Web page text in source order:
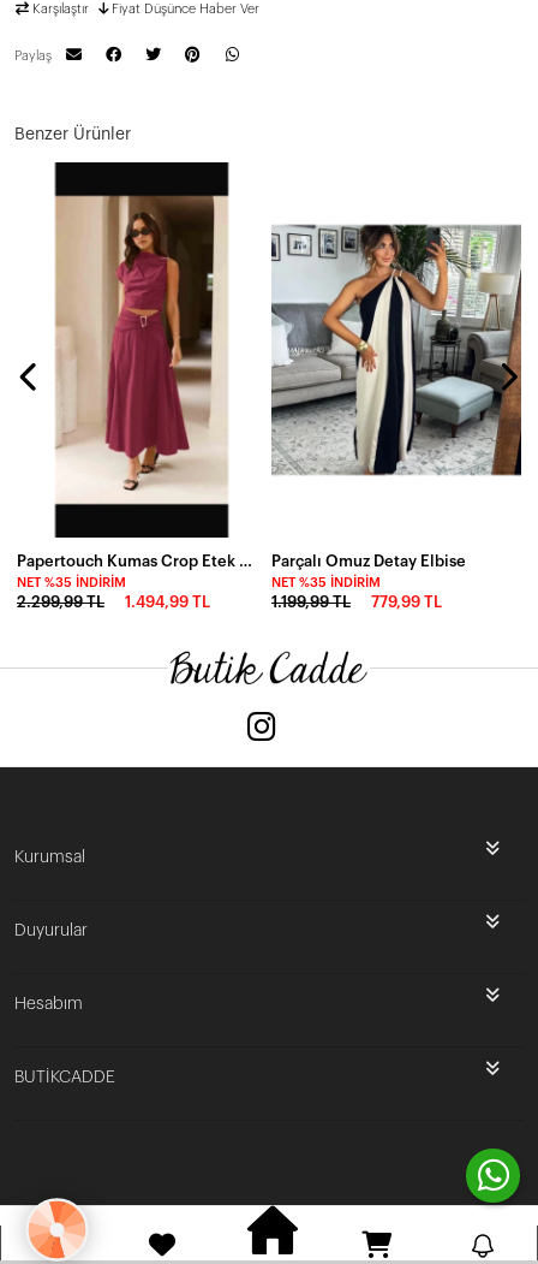
Karşılaştır Fiyat Düşünce Haber Ver
Paylaş
Benzer Ürünler
Papertouch Kumas Crop Etek Takım
NET %35 İNDIRIM
2.299,99 TL 1.494,99 TL
Parçalı Omuz Detay Elbise
NET %35 İNDIRIM
1.199,99 TL 779,99 TL
Kurumsal
Duyurular
Hesabım
BUTİKCADDE
Vikaon E-Ticaret sistemleri ile hazırlanmıştır.